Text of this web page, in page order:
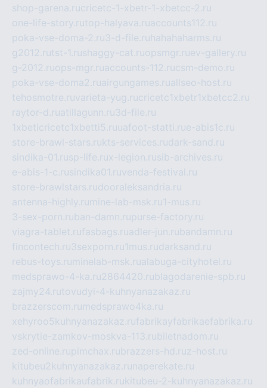
shop-garena.rucricetc-1-xbetr-1-xbetcc-2.ru
one-life-story.rutop-halyava.ruaccounts112.ru
poka-vse-doma-2.ru3-d-file.ru hahahaharms.ru
g2012.rutst-1.rushaggy-cat.ruopsmgr.ruev-gallery.ru
g-2012.ruops-mgr.ruaccounts-112.rucsm-demo.ru
poka-vse-doma2.ruairgungames.ruallseo-host.ru
tehosmotre.ruvarieta-yug.rucricetc1xbetr1xbetcc2.ru
raytor-d.ruatillagunn.ru3d-file.ru
1xbeticricetc1xbetti5.ruuafoot-statti.rue-abis1c.ru
store-brawl-stars.rukts-services.rudark-sand.ru
sindika-01.rusp-life.rux-legion.rusib-archives.ru
e-abis-1-c.rusindika01.ruvenda-festival.ru
store-brawlstars.rudooraleksandria.ru
antenna-highly.ru mine-lab-msk.ru1-mus.ru
3-sex-porn.ruban-damn.rupurse-factory.ru
viagra-tablet.rufasbags.ruadler-jun.rubandamn.ru
fincontech.ru3sexporn.ru1mus.rudarksand.ru
rebus-toys.ru minelab-msk.rualabuga-cityhotel.ru
medsprawo-4-ka.ru2864420.rublagodarenie-spb.ru
zajmy24.rutovudyi-4-kuhnyanazakaz.ru
brazzerscom.ru medsprawo4ka.ru
xehyroo5kuhnyanazakaz.rufabrikayfabrikaefabrika.ru
vskrytie-zamkov-moskva-113.rubiletnadom.ru
zed-online.rupimchax.rubrazzers-hd.ruz-host.ru
kitubeu2kuhnyanazakaz.ru naperekate.ru
kuhnyaofabrikaufabrik.rukitubeu-2-kuhnyanazakaz.ru